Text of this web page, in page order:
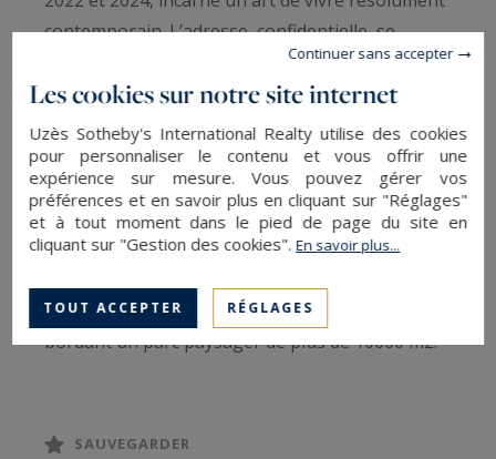
contemporain. L’adresse, confidentielle, se
trouve à proximité immédiate d’Uzès, entre
garrigue et oliveraie centenaire.
Dès l’entrée, le ton est donné : volumes
spectaculaires, lumière omniprésente et lignes
architecturales affirmées. Le vaste séjour de près
de 100 m², baigné de lumière grâce à de
immense terrasse en travertin de 150 m²,
bordant un parc paysager de plus de 10600 m2.
électroménager Miele, se prolonge sur un jardin
SAUVEGARDER
Les cookies sur notre site internet
Uzès Sotheby's International Realty utilise des cookies
pour personnaliser le contenu et vous offrir une
expérience sur mesure. Vous pouvez gérer vos
préférences et en savoir plus en cliquant sur "Réglages"
et à tout moment dans le pied de page du site en
cliquant sur "Gestion des cookies".En savoir plus...
TOUT ACCEPTER RÉGLAGES
Continuer sans accepter